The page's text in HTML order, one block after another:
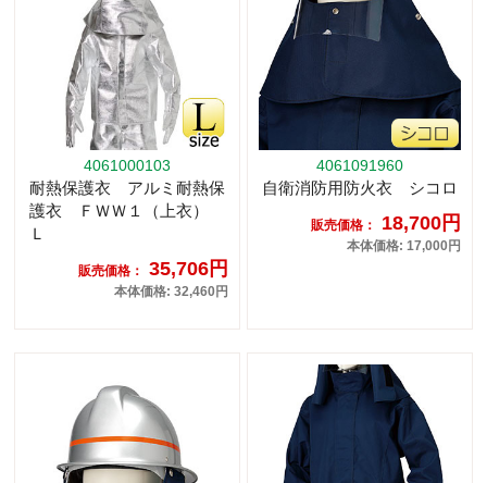
4061000103
耐熱保護衣 アルミ耐熱保
護衣 ＦＷＷ１（上衣）
Ｌ
販売価格： 35,706円
本体価格: 32,460円
4061091960
自衛消防用防火衣 シコロ
販売価格： 18,700円
本体価格: 17,000円